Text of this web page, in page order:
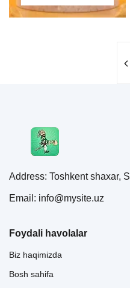
Address: Toshkent shaxar,
Email: info@mysite.uz
Foydali havolalar
Biz haqimizda
Bosh sahifa